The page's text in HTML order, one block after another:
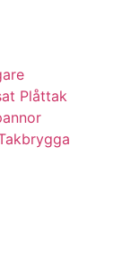
Plåttak